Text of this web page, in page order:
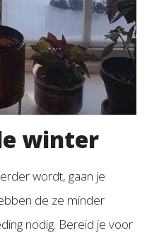
winter
wordt, gaan je
de ze minder
nodig. Bereid je voor